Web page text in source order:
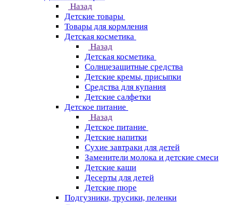
Назад
Детские товары
Товары для кормления
Детская косметика
Назад
Детская косметика
Солнцезащитные средства
Детские кремы, присыпки
Средства для купания
Детские салфетки
Детское питание
Назад
Детское питание
Детские напитки
Сухие завтраки для детей
Заменители молока и детские смеси
Детские каши
Десерты для детей
Детские пюре
Подгузники, трусики, пеленки